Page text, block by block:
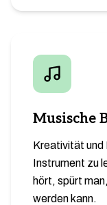
Musische
Kreativität und
Instrument zu
hört, spürt
werden kann.